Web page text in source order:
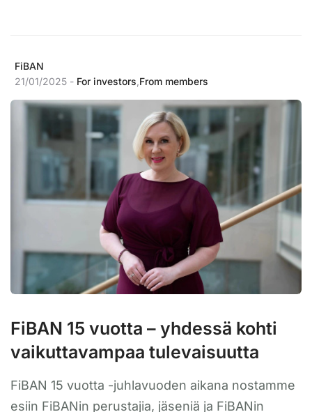
FiBAN
21/01/2025 - For investors From members
FiBAN 15 vuotta – yhdessä kohti
vaikuttavampaa tulevaisuutta
FiBAN 15 vuotta -juhlavuoden aikana nostamme
esiin FiBANin perustajia, jäseniä ja FiBANin